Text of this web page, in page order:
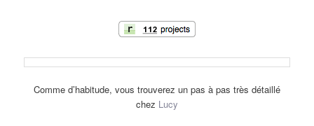
Comme d’habitude, vous trouverez un pas à pas très détaillé
chez Lucy